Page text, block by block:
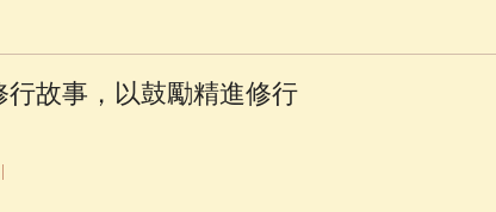
痔(腫瘤)病經(27) 心經
故事，以鼓勵精進修行